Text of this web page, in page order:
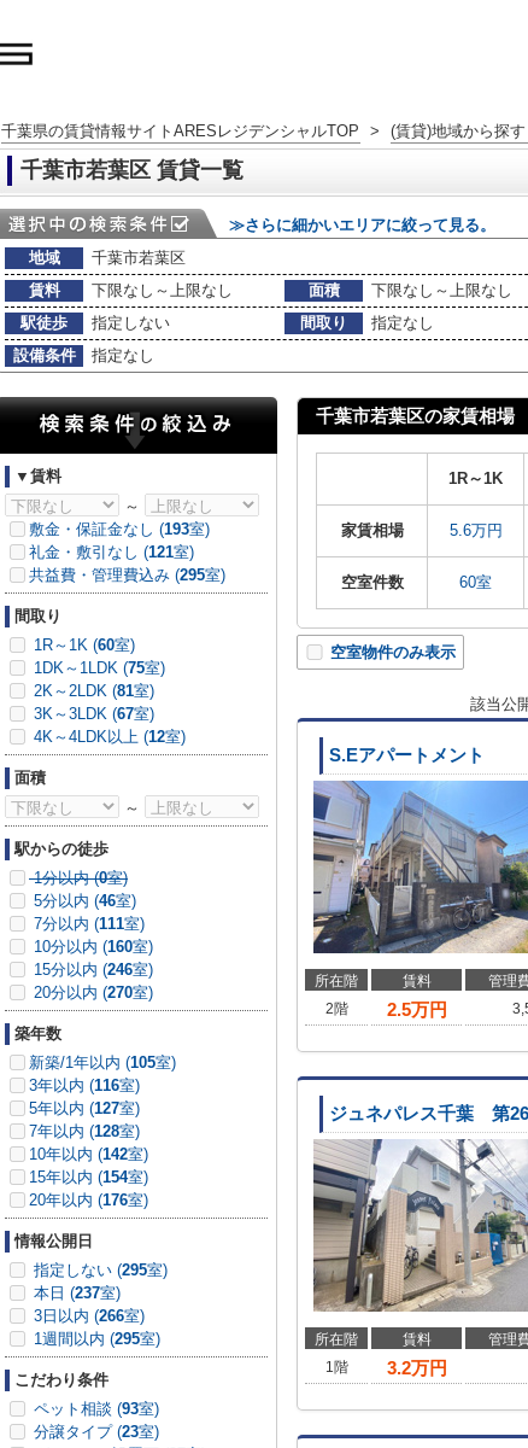
千葉県の賃貸情報サイトARESレジデンシャルTOP > (賃貸)地域から探す
千葉市若葉区 賃貸一覧
≫さらに細かいエリアに絞って見る。
地域
千葉市若葉区
賃料
下限なし～上限なし 面積 下限なし～上限なし
駅徒歩
指定しない 間取り
指定なし
設備条件
指定なし
千葉市若葉区の家賃相場
1R～1K
家賃相場 5.6万円
空室件数 60室
空室物件のみ表示
該当公
S.Eアパートメント
所在階 賃料 管理
2階
2.5万円
ジュネパレス千葉 第26
所在階 賃料 管理
1階
3.2万円
▼賃料
～
敷金・保証金なし (193室)
礼金・敷引なし (121室)
共益費・管理費込み (295室)
間取り
1R～1K (60室)
1DK～1LDK (75室)
2K～2LDK (81室)
3K～3LDK (67室)
4K～4LDK以上 (12室)
面積
～
駅からの徒歩
1分以内 (0室)
5分以内 (46室)
7分以内 (111室)
10分以内 (160室)
15分以内 (246室)
20分以内 (270室)
築年数
新築/1年以内 (105室)
3年以内 (116室)
5年以内 (127室)
7年以内 (128室)
10年以内 (142室)
15年以内 (154室)
20年以内 (176室)
情報公開日
指定しない (295室)
本日 (237室)
3日以内 (266室)
1週間以内 (295室)
こだわり条件
ペット相談 (93室)
分譲タイプ (23室)